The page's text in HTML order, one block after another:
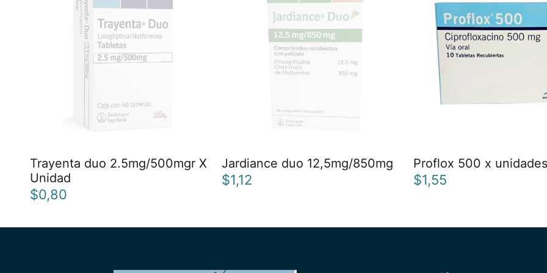
Trayenta duo 2.5mg/500mgr X
Unidad
$0,80
Jardiance duo 12,5mg/850mg
$1,12
Proflox 500 x
$1,55